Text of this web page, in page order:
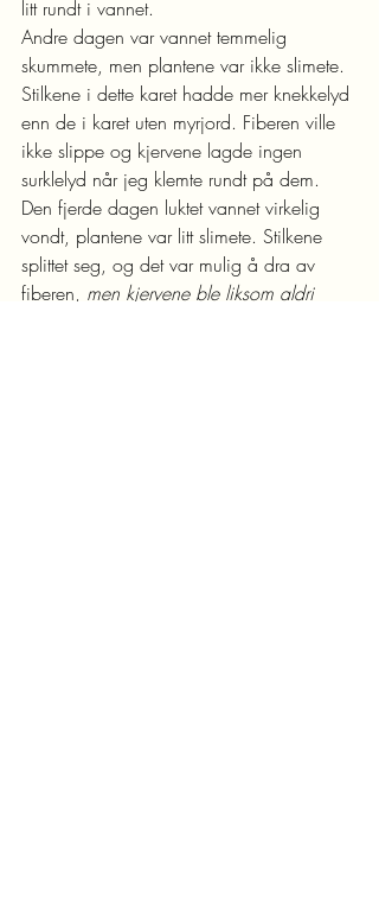
litt rundt i vannet.
Andre dagen var vannet temmelig
skummete, men plantene var ikke slimete.
Stilkene i dette karet hadde mer knekkelyd
enn de i karet uten myrjord. Fiberen ville
ikke slippe og kjervene lagde ingen
surklelyd når jeg klemte rundt på dem.
Den fjerde dagen luktet vannet virkelig
vondt, plantene var litt slimete. Stilkene
splittet seg, og det var mulig å dra av
fiberen, men kjervene ble liksom aldri